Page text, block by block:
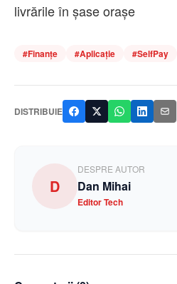
livrările în șase orașe
#Finanțe #Aplicație #SelfPay
DISTRIBUIE
D
DESPRE AUTOR
Dan Mihai
Editor Tech